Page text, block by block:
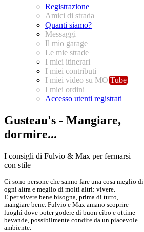
Registrazione
Amici di strada
Quanti siamo?
Messaggi
Il mio garage
Le mie strade
I miei itinerari
I miei contributi
I miei video su MO Tube
I miei ordini
Accesso utenti registrati
Gusteau's - Mangiare,
dormire...
I consigli di Fulvio & Max per fermarsi
con stile
Ci sono persone che sanno fare una cosa meglio di
ogni altra e meglio di molti altri: vivere.
E per vivere bene bisogna, prima di tutto,
mangiare bene. Fulvio e Max amano scoprire
luoghi dove poter godere di buon cibo e ottime
bevande, possibilmente condite da un piacevole
ambiente.